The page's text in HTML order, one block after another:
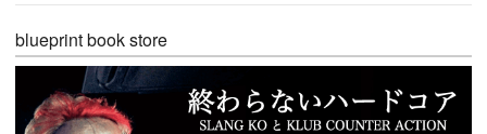
blueprint book store